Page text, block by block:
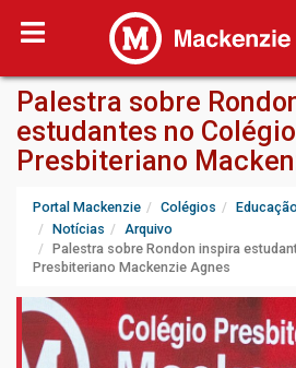
Palestra sobre
estudantes no Colégio
Presbiteriano
Portal Mackenzie Colégios
Notícias
Arquivo
Palestra sobre Rondon inspira
Presbiteriano Mackenzie Agnes